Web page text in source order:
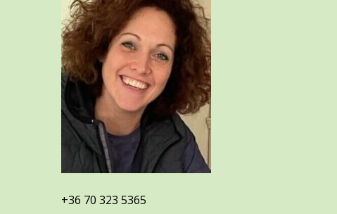
+36 70 323 5365